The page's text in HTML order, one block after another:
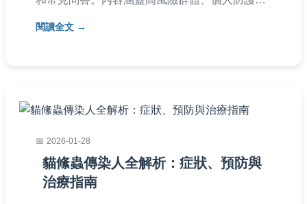
感的傳播方式與應對策略。適合一般大眾閱讀，
閱讀全文
2026-01-28
貓絛蟲傳染人全解析：症狀、預防與
治療指南